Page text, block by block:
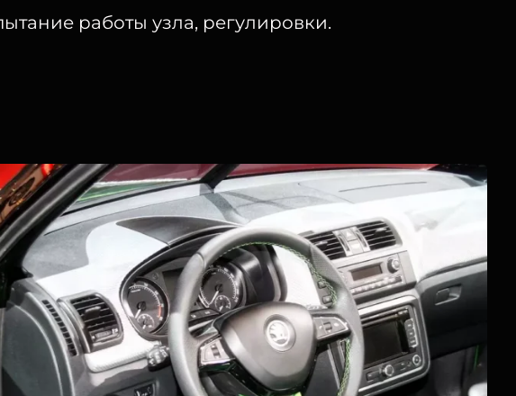
работы узла, регулировки.